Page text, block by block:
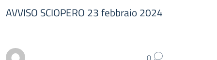
AVVISO SCIOPERO 23 febbraio 2024
0